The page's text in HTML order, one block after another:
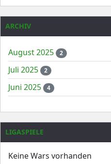
ARCHIV
August 2025 2
Juli 2025 2
Juni 2025 4
LIGASPIELE
Keine Wars vorhanden